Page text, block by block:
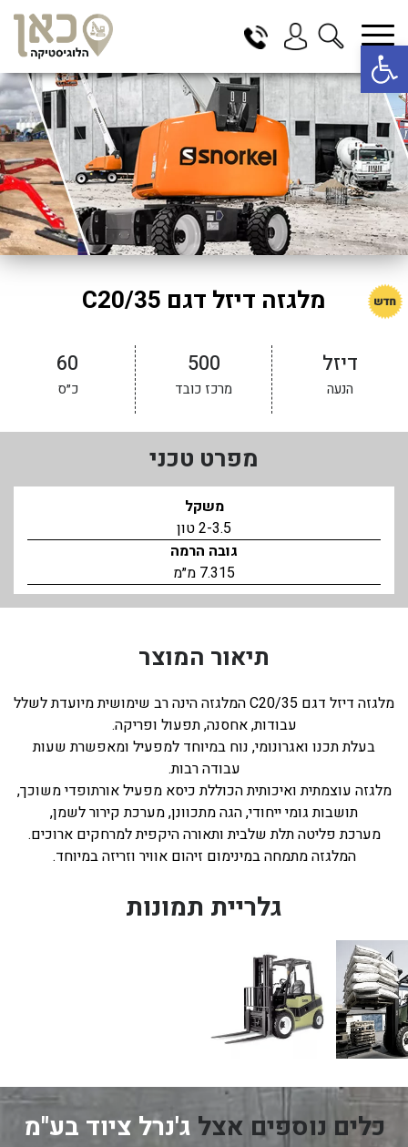
פתח סרגל נגישות
בחר תתקטגוריה בחר מיקום
הכל
בדרום
בצפון
במרכז
תל אביב
ירושלים
באר שבע
מלגזה דיזל דגם C20/35
דיזל
הנעה
500
מרכז כובד
60
כ״ס
מפרט טכני
משקל
2-3.5 טון
גובה הרמה
7.315 מ״מ
תיאור המוצר
מלגזה דיזל דגם C20/35 המלגזה הינה רב שימושית מיועדת לשלל
עבודות, אחסנה, תפעול ופריקה.
בעלת תכנו ואגרונומי, נוח במיוחד למפעיל ומאפשרת שעות
עבודה רבות.
מלגזה עוצמתית ואיכותית הכוללת כיסא מפעיל אורתופדי משוכך,
תושבות גומי ייחודי, הגה מתכוונן, מערכת קירור לשמן,
מערכת פליטה תלת שלבית ותאורה היקפית למרחקים ארוכים.
המלגזה מתמחה במינימום זיהום אוויר וזריזה במיוחד.
גלריית תמונות
כלים נוספים אצל ג'נרל ציוד בע"מ